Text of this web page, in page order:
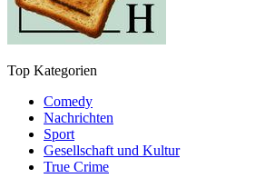
Top Kategorien
Comedy
Nachrichten
Sport
Gesellschaft und Kultur
True Crime